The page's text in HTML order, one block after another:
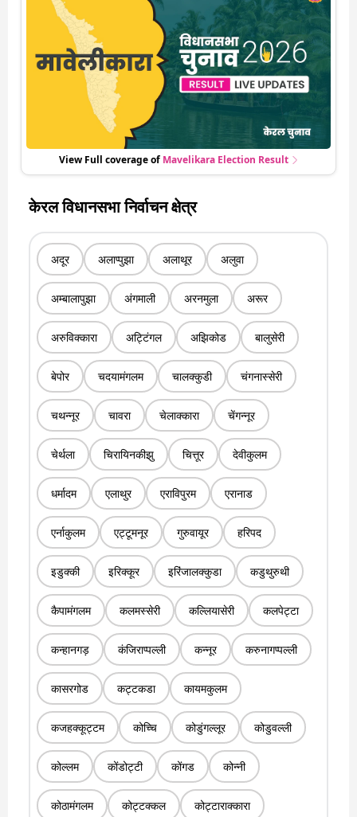
एक हलचल की अपडेट वो भी रियल टाइम में
View Full coverage of MavelikaraElection Result
केरल विधानसभा निर्वाचन क्षेत्र
अदूर अलाप्पुझा अलाथूर अलुवा
अम्बालापुझा अंगमाली अरनमुला अरूर
अरुविक्कारा अट्टिंगल अझिकोड बालुसेरी
बेपोर चदयामंगलम चालक्कुडी चंगनास्सेरी
चथन्नूर चावरा चेलाक्कारा चेंगन्नूर
चेर्थला चिरायिनकीझु चित्तूर देवीकुलम
धर्मादम एलाथुर एराविपुरम एरानाड
एर्नाकुलम एट्टूमनूर गुरुवायूर हरिपद
इडुक्की इरिक्कूर इरिंजालक्कुडा कडुथुरुथी
कैपामंगलम कलमस्सेरी कल्लियासेरी कलपेट्टा
कन्हानगड़ कंजिराप्पल्ली कन्नूर करुनागप्पल्ली
कासरगोड कट्टकडा कायमकुलम
कजहक्कूट्टम कोच्चि कोडुंगल्लूर कोडुवल्ली
कोल्लम कोंडोट्टी कोंगड कोन्नी
कोठामंगलम कोट्टक्कल कोट्टाराक्कारा